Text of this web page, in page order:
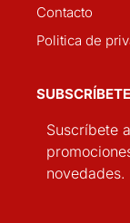
Contacto
Politica de
SUBSCRÍBETE
Suscríbete
novedades.